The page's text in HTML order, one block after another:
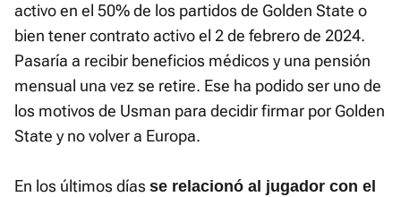
activo en el 50% de los partidos de Golden State o
bien tener contrato activo el 2 de febrero de 2024.
Pasaría a recibir beneficios médicos y una pensión
mensual una vez se retire. Ese ha podido ser uno de
los motivos de Usman para decidir firmar por Golden
State y no volver a Europa.
En los últimos días se relacionó al jugador con el